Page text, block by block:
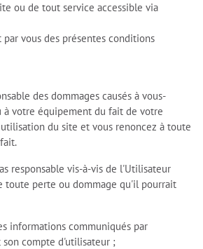
ou de tout service accessible via
vous des présentes conditions
des dommages causés à vous-
à votre équipement du fait de votre
du site et vous renoncez à toute
responsable vis-à-vis de l'Utilisateur
toute perte ou dommage qu'il pourrait
informations communiqués par
compte d'utilisateur ;